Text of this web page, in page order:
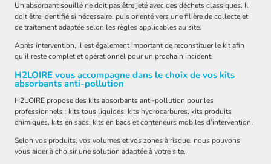
Un absorbant souillé ne doit pas être jeté avec des déchets classiques. Il
doit être identifié si nécessaire, puis orienté vers une filière de collecte et
de traitement adaptée selon les règles applicables au site.
Après intervention, il est également important de reconstituer le kit afin
qu’il reste complet et opérationnel pour un prochain incident.
H2LOIRE vous accompagne dans le choix de vos kits
absorbants anti-pollution
H2LOIRE propose des kits absorbants anti-pollution pour les
professionnels : kits tous liquides, kits hydrocarbures, kits produits
chimiques, kits en sacs, kits en bacs et conteneurs mobiles d’intervention.
Selon vos produits, vos volumes et vos zones à risque, nous pouvons
vous aider à choisir une solution adaptée à votre site.